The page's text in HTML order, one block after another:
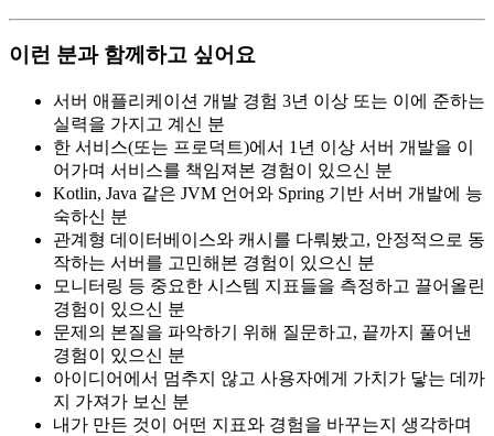
이런 분과 함께하고 싶어요
서버 애플리케이션 개발 경험 3년 이상 또는 이에 준하는
실력을 가지고 계신 분
한 서비스(또는 프로덕트)에서 1년 이상 서버 개발을 이
어가며 서비스를 책임져본 경험이 있으신 분
Kotlin, Java 같은 JVM 언어와 Spring 기반 서버 개발에 능
숙하신 분
관계형 데이터베이스와 캐시를 다뤄봤고, 안정적으로 동
작하는 서버를 고민해본 경험이 있으신 분
모니터링 등 중요한 시스템 지표들을 측정하고 끌어올린
경험이 있으신 분
문제의 본질을 파악하기 위해 질문하고, 끝까지 풀어낸
경험이 있으신 분
아이디어에서 멈추지 않고 사용자에게 가치가 닿는 데까
지 가져가 보신 분
내가 만든 것이 어떤 지표와 경험을 바꾸는지 생각하며